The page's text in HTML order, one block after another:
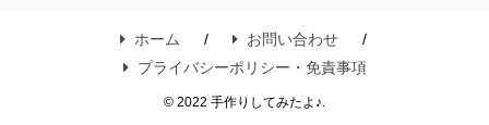
ホーム
お問い合わせ
プライバシーポリシー・免責事項
© 2022 手作りしてみたよ♪.